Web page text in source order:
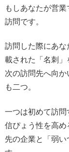
もしあなたが営
訪問です。
訪問した際にあ
載された「名刺」
次の訪問先へ向
も二つ。
一つは初めて訪問
信ぴょう性を高め
先の企業と「弱